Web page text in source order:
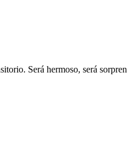
Será hermoso, será